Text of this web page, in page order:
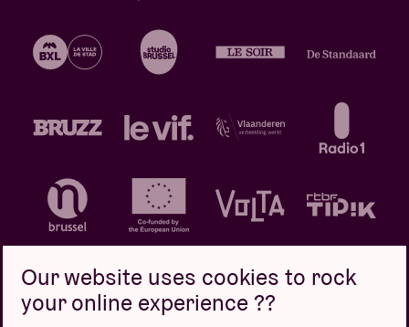
Our website uses cookies to rock
your online experience ??